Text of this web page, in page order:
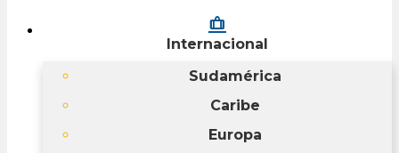
checked_bag
Internacional
Sudamérica
Caribe
Europa